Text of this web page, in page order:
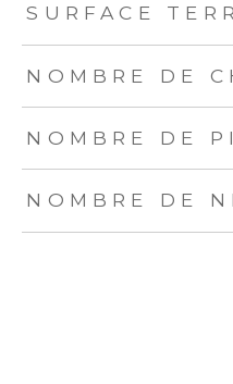
SURFACE
NOMBRE DE
NOMBRE DE
NOMBRE DE